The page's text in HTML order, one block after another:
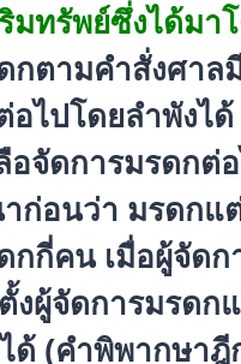
มทรัพย์ซึ่งได้มา
กตามคำสั่งศาล
อไปโดยลำพังไ
อจัดการมรดกต่
ก่อนว่า มรดกแ
กกี่คน เมื่อผู้จัด
งผู้จัดการมรดก
ด้ (คำพิพากษา